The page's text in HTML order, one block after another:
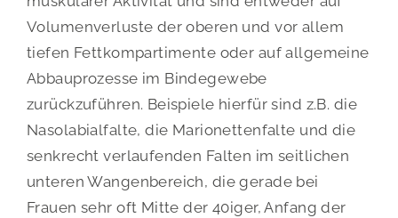
Volumenverluste der oberen und vor allem
tiefen Fettkompartimente oder auf allgemeine
Abbauprozesse im Bindegewebe
zurückzuführen. Beispiele hierfür sind z.B. die
Nasolabialfalte, die Marionettenfalte und die
senkrecht verlaufenden Falten im seitlichen
unteren Wangenbereich, die gerade bei
Frauen sehr oft Mitte der 40iger, Anfang der